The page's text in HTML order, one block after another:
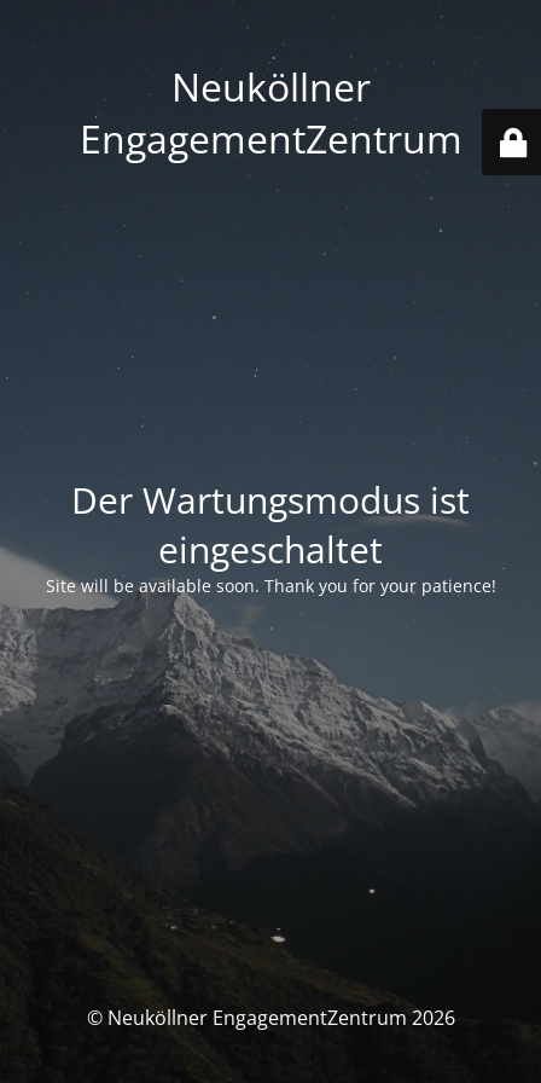
Neuköllner
EngagementZentrum
Der Wartungsmodus ist
eingeschaltet
Site will be available soon. Thank you for your patience!
© Neuköllner EngagementZentrum 2026